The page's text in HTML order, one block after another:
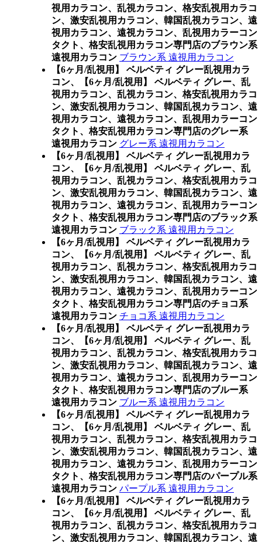
視用カラコン、乱視カラコン、格安乱視用カラコ
ン、激安乱視用カラコン、韓国乱視カラコン、遠
視用カラコン、遠視カラコン、乱視用カラーコン
タクト、格安乱視用カラコン専門店のブラウン系
遠視用カラコン ブラウン系 遠視用カラコン
【6ヶ月/乱視用】 ベルベティ グレー乱視用カラ
コン、
【6ヶ月/乱視用】 ベルベティ グレー、乱
視用カラコン、乱視カラコン、格安乱視用カラコ
ン、激安乱視用カラコン、韓国乱視カラコン、遠
視用カラコン、遠視カラコン、乱視用カラーコン
タクト、格安乱視用カラコン専門店のグレー系
遠視用カラコン グレー系 遠視用カラコン
【6ヶ月/乱視用】 ベルベティ グレー乱視用カラ
コン、
【6ヶ月/乱視用】 ベルベティ グレー、乱
視用カラコン、乱視カラコン、格安乱視用カラコ
ン、激安乱視用カラコン、韓国乱視カラコン、遠
視用カラコン、遠視カラコン、乱視用カラーコン
タクト、格安乱視用カラコン専門店のブラック系
遠視用カラコン ブラック系 遠視用カラコン
【6ヶ月/乱視用】 ベルベティ グレー乱視用カラ
コン、
【6ヶ月/乱視用】 ベルベティ グレー、乱
視用カラコン、乱視カラコン、格安乱視用カラコ
ン、激安乱視用カラコン、韓国乱視カラコン、遠
視用カラコン、遠視カラコン、乱視用カラーコン
タクト、格安乱視用カラコン専門店のチョコ系
遠視用カラコン チョコ系 遠視用カラコン
【6ヶ月/乱視用】 ベルベティ グレー乱視用カラ
コン、
【6ヶ月/乱視用】 ベルベティ グレー、乱
視用カラコン、乱視カラコン、格安乱視用カラコ
ン、激安乱視用カラコン、韓国乱視カラコン、遠
視用カラコン、遠視カラコン、乱視用カラーコン
タクト、格安乱視用カラコン専門店のブルー系
遠視用カラコン ブルー系 遠視用カラコン
【6ヶ月/乱視用】 ベルベティ グレー乱視用カラ
コン、
【6ヶ月/乱視用】 ベルベティ グレー、乱
視用カラコン、乱視カラコン、格安乱視用カラコ
ン、激安乱視用カラコン、韓国乱視カラコン、遠
視用カラコン、遠視カラコン、乱視用カラーコン
タクト、格安乱視用カラコン専門店のパープル系
遠視用カラコン パープル系 遠視用カラコン
【6ヶ月/乱視用】 ベルベティ グレー乱視用カラ
コン、
【6ヶ月/乱視用】 ベルベティ グレー、乱
視用カラコン、乱視カラコン、格安乱視用カラコ
ン、激安乱視用カラコン、韓国乱視カラコン、遠